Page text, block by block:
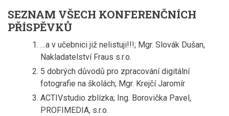
SEZNAM VŠECH KONFERENČNÍCH
PŘÍSPĚVKŮ
…a v učebnici již nelistuji!!!; Mgr. Slovák Dušan,
Nakladatelství Fraus s.r.o.
5 dobrých důvodů pro zpracování digitální
fotografie na školách; Mgr. Krejčí Jaromír
ACTIVstudio zblízka; Ing. Borovička Pavel,
PROFIMEDIA, s.r.o.